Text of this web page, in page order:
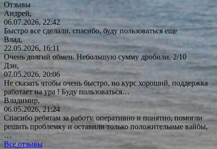
Отзывы
Андрей,
06.07.2026, 22:42
Быстро все сделали, спасибо, буду пользоваться еще
Влад,
22.05.2026, 16:11
Очень долгий обмен. Небольшую сумму дробили. 2/10
Дэн,
07.05.2026, 20:06
Не сказать чтобы очень быстро, но курс хороший, поддержка
работает на ура ! Буду пользоваться…
Владимир,
06.05.2026, 21:24
Спасибо ребятам за работу, оперативно и понятно, помогли
решить проблемку и оставили только положительные вайбы,
…
Все отзывы